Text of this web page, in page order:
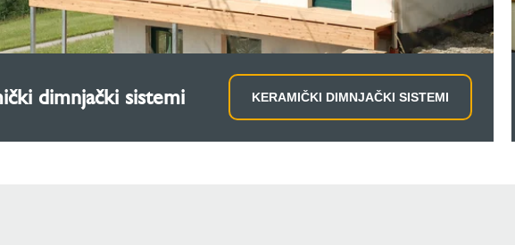
dimnjački sistemi KERAMIČKI DIMNJAČKI SISTEMI